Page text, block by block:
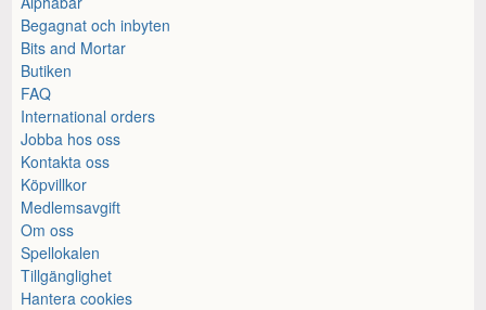
Begagnat och inbyten
Bits and Mortar
Butiken
FAQ
International orders
Jobba hos oss
Kontakta oss
Köpvillkor
Medlemsavgift
Om oss
Spellokalen
Tillgänglighet
Hantera cookies